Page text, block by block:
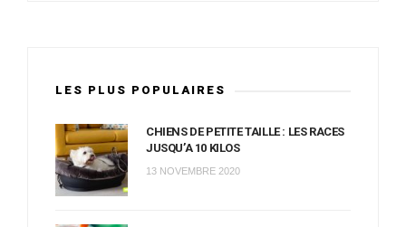
LES PLUS POPULAIRES
CHIENS DE PETITE TAILLE : LES RACES
JUSQU’A 10 KILOS
13 NOVEMBRE 2020